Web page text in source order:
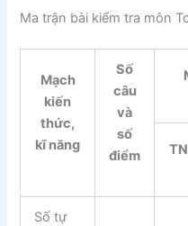
Ma trận bài kiểm tra môn
Mạch
kiến
thức,
kĩ năng
Số
câu
và
số
điểm
TN
Số tự